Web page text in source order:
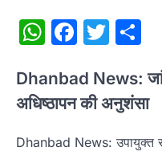
WhatsApp
Dhanbad News:
अधिष्ठापन की अनुशंसा
Dhanbad News: उपायुक्त